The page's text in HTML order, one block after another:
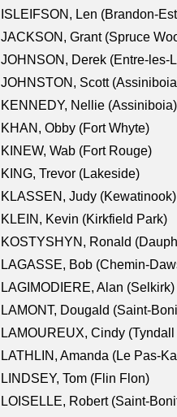
ISLEIFSON, Len (Brandon-
JACKSON, Grant (Spruce
JOHNSON, Derek (Entre-les-
JOHNSTON, Scott
KENNEDY, Nellie (Assiniboia)
KHAN, Obby (Fort Whyte)
KINEW, Wab (Fort Rouge)
KING, Trevor (Lakeside)
KLASSEN, Judy (Kewatinook)
KLEIN, Kevin (Kirkfield Park)
KOSTYSHYN, Ronald
LAGASSE, Bob (Chemin-
LAGIMODIERE, Alan (Selkirk)
LAMONT, Dougald (Saint-
LAMOUREUX, Cindy
LATHLIN, Amanda (Le Pas-
LINDSEY, Tom (Flin Flon)
LOISELLE, Robert (Saint-